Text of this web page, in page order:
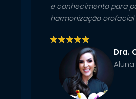
e conhecimento para
harmonização
Dra.